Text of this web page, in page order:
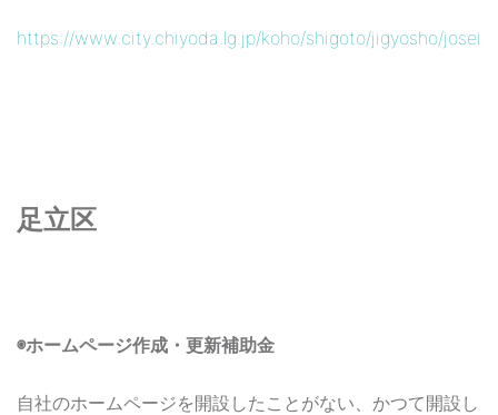
https://www.city.chiyoda.lg.jp/koho/shigoto/jigyosho/josei/
足立区
◉ホームページ作成・更新補助金
自社のホームページを開設したことがない、かつて開設し